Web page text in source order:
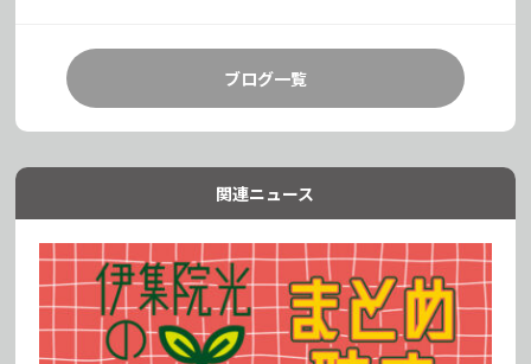
ブログ一覧
関連ニュース